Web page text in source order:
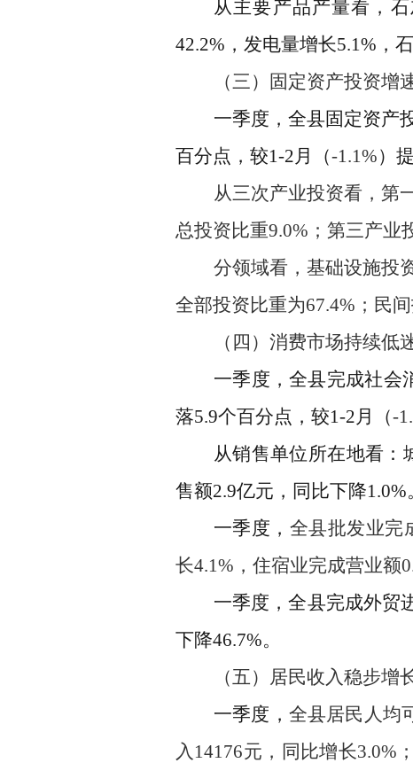
从主要产品产量看，
42.2% ，发电量增长5.1% ，
（三）
固定资产投资增
一季度，全县固定资产
百分点 ， 较1-2月 （-1.1%）
从三次产业投资看，第
总投资比重9.0% ； 第三产业
分领域看，基础设施投
全部投资比重为67.4% ；民
（四）消费市场持续低
一季度，全县完成社会
落5.9个百分点 ， 较1-2月 （-
从销售单位所在地看：
售额2.9亿元，同比下降1.0%
一季度， 全县批发业完
长4.1% ， 住宿业完成营业额
一季度，全县完成外贸
下降46.7%。
（五） 居民收入稳步增
一季度， 全县居民人均
入 14176元，同比增长3.0%